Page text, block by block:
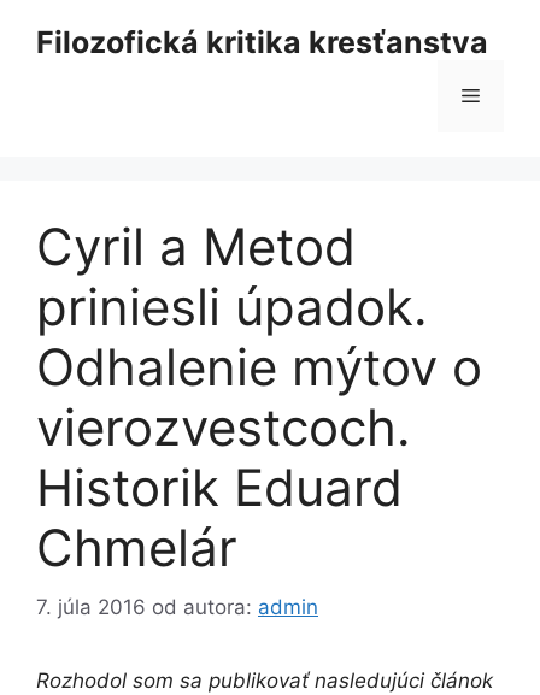
Filozofická kritika kresťanstva
Menu
Cyril a Metod
priniesli úpadok.
Odhalenie mýtov o
vierozvestcoch.
Historik Eduard
Chmelár
7. júla 2016 od autora: admin
Rozhodol som sa publikovať nasledujúci článok